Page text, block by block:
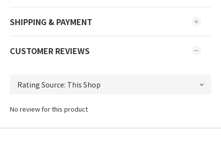
SHIPPING & PAYMENT
CUSTOMER REVIEWS
No review for this product